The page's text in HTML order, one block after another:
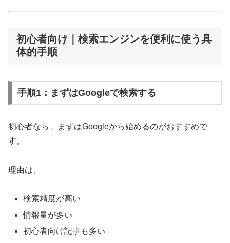
初心者向け｜検索エンジンを便利に使う具
体的手順
手順1：まずはGoogleで検索する
初心者なら、まずはGoogleから始めるのがおすすめで
す。
理由は、
検索精度が高い
情報量が多い
初心者向け記事も多い